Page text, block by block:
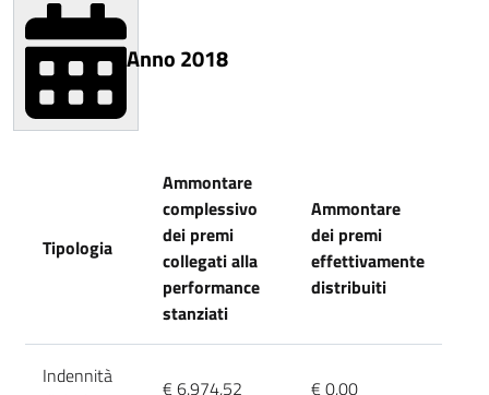
Anno 2018
Tipologia
Ammontare
complessivo
dei premi
collegati alla
performance
stanziati
Ammontare
dei premi
effettivamente
distribuiti
Indennità
€ 6.974,52 € 0,00